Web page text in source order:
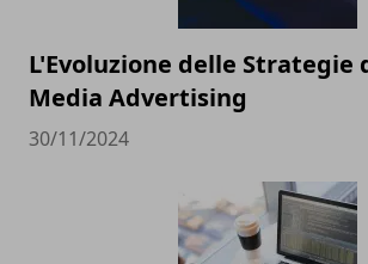
L'Evoluzione delle Strategie
Media Advertising
30/11/2024